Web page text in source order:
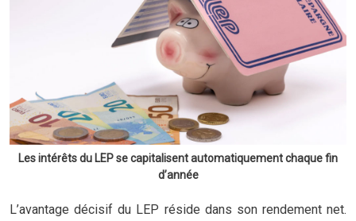
Les intérêts du LEP se capitalisent automatiquement chaque fin
d’année
L’avantage décisif du LEP réside dans son rendement net.